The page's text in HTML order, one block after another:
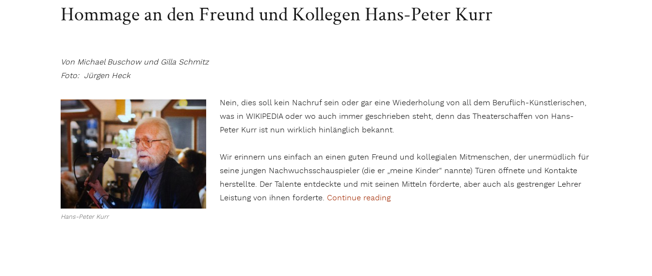
Hommage an den Freund und Kollegen Hans-Peter Kurr
Von Michael Buschow und Gilla Schmitz
Foto: Jürgen Heck
Hans-Peter Kurr
Nein, dies soll kein Nachruf sein oder gar eine Wiederholung von all dem Beruflich-Künstlerischen,
was in WIKIPEDIA oder wo auch immer geschrieben steht, denn das Theaterschaffen von Hans-
Peter Kurr ist nun wirklich hinlänglich bekannt.
Wir erinnern uns einfach an einen guten Freund und kollegialen Mitmenschen, der unermüdlich für
seine jungen Nachwuchsschauspieler (die er „meine Kinder“ nannte) Türen öffnete und Kontakte
herstellte. Der Talente entdeckte und mit seinen Mitteln förderte, aber auch als gestrenger Lehrer
Leistung von ihnen forderte. Continue reading„Hommage an den Freund und Kollegen Hans-Peter Kurr“